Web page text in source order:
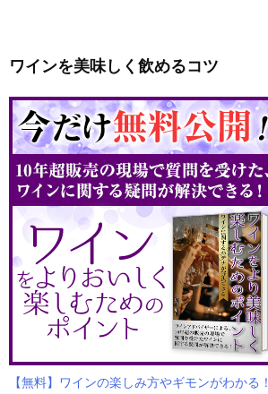
ワインを美味しく飲めるコツ
【無料】ワインの楽しみ方やギモンがわかる！